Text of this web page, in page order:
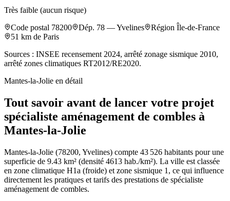
Très faible (aucun risque)
Code postal 78200 Dép. 78 —Yvelines Région Île-de-France
51 km de Paris
Sources : INSEE recensement 2024, arrêté zonage sismique 2010,
arrêté zones climatiques RT2012/RE2020.
Mantes-la-Jolie en détail
Tout savoir avant de lancer votre projet
spécialiste aménagement de combles à
Mantes-la-Jolie
Mantes-la-Jolie (78200, Yvelines) compte 43 526 habitants pour une
superficie de 9.43 km² (densité 4613 hab./km²). La ville est classée
en zone climatique H1a (froide) et zone sismique 1, ce qui influence
directement les pratiques et tarifs des prestations de spécialiste
aménagement de combles.